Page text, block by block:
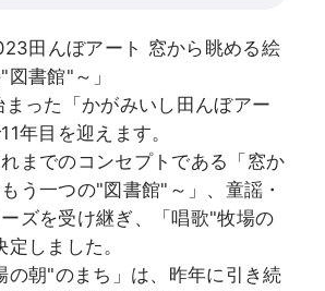
田んぼアート 窓から眺める絵
書館"～」
った「かがみいし田んぼアー
年目を迎えます。
までのコンセプトである「窓か
う一つの"図書館"～」、童謡・
ズを受け継ぎ、「唱歌"牧場の
しました。
の朝"のまち」は、昨年に引き続